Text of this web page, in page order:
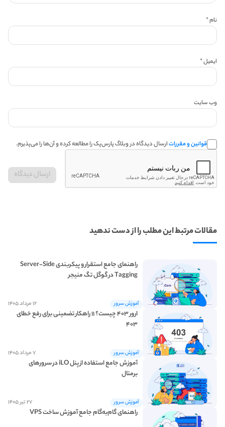
نام*
ایمیل*
وب‌ سایت
قوانین و مقرراتارسال دیدگاه در وبلاگ پارس‌پک را مطالعه کرده و آن‌ها را می‌پذیرم.
مقالات مرتبط این مطلب را از دست ندهید
آموزش سرور ۱۲ مرداد ۱۴۰۵
راهنمای جامع استقرار و پیکربندی Server-Side
Tagging در گوگل تگ منیجر
آموزش سرور ۷ مرداد ۱۴۰۵
ارور ۴۰۳ چیست؟ ۱۱ راهکار تضمینی برای رفع خطای
۴۰۳
آموزش سرور ۲۷ تیر ۱۴۰۵
آموزش جامع استفاده از پنل iLO در سرورهای
برمتال
ساخت vps رایگان راهنمای گام‌به‌گام جامع آموزش ساخت VPS